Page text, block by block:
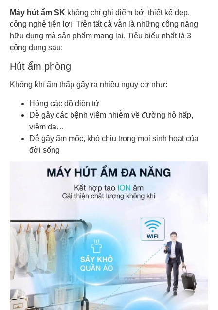
Máy hút ẩm SK không chỉ ghi điểm bởi thiết kế đẹp,
công nghệ tiện lợi. Trên tất cả vẫn là những công năng
hữu dụng mà sản phẩm mang lại. Tiêu biểu nhất là 3
công dụng sau:
Hút ẩm phòng
Không khí ẩm thấp gây ra nhiều nguy cơ như:
Hỏng các đồ điện tử
Dễ gây các bệnh viêm nhiễm về đường hô hấp,
viêm da…
Dễ gây ẩm mốc, khó chịu trong mọi sinh hoạt của
đời sống